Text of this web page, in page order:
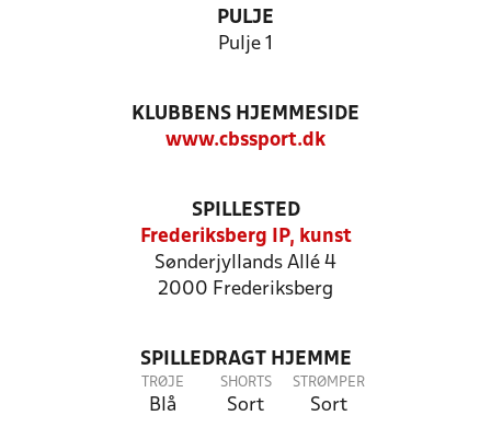
PULJE
Pulje 1
KLUBBENS HJEMMESIDE
www.cbssport.dk
SPILLESTED
Frederiksberg IP, kunst
Sønderjyllands Allé 4
2000 Frederiksberg
SPILLEDRAGT HJEMME
TRØJE
Blå
SHORTS
Sort
STRØMPER
Sort